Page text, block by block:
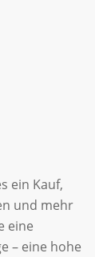
ein Kauf,
und mehr
eine
– eine hohe